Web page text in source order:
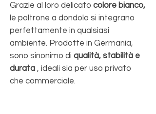
Grazie al loro delicato colore bianco,
le poltrone a dondolo si integrano
perfettamente in qualsiasi
ambiente. Prodotte in Germania,
sono sinonimo di qualità, stabilità e
durata , ideali sia per uso privato
che commerciale.